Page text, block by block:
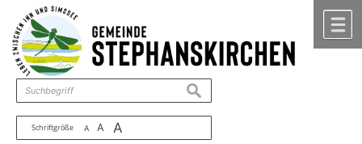
Zum Inhalt ,zur Navigation
Schriftgröße A A A
suchen